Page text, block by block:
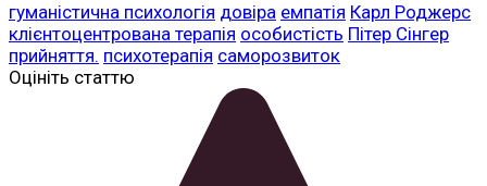
гуманістична психологія довіра емпатія Карл Роджерс
клієнтоцентрована терапія особистість Пітер Сінгер
прийняття. психотерапія саморозвиток
Оцініть статтю